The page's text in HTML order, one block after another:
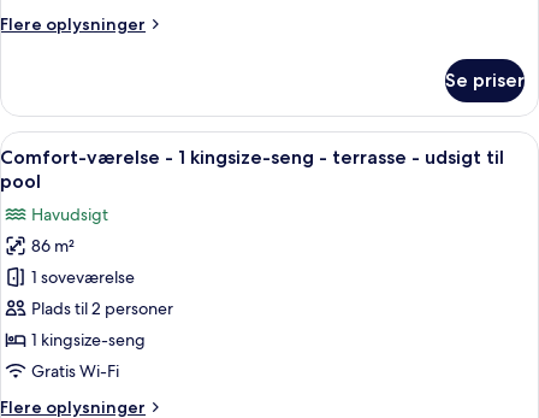
-
udsigt
til
pool
Flere oplysninger
Flere
værelse
2
queensize-
senge
-
terrasse
udsigt
til
Se priser
Indlæs
alle
billeder
af
Comfort-
værelse
-
1
kingsize-
Et soveværelse med stenvæg, seng
7
Comfort-værelse - 1 kingsize-seng - terrasse - udsigt til
pool
Havudsigt
86 m²
1 soveværelse
Plads til 2 personer
1 kingsize-seng
Gratis Wi-Fi
Flere oplysninger
Flere